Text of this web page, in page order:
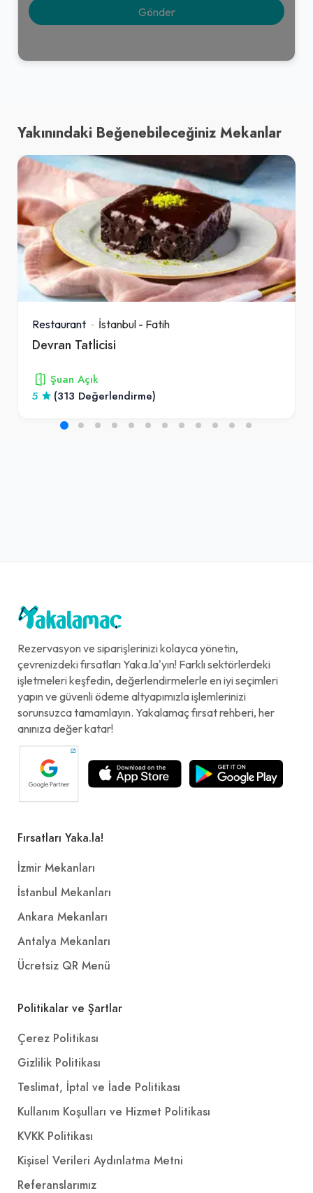
Yakınındaki Beğenebileceğiniz Mekanlar
Restaurant İstanbul - Fatih
Devran Tatlicisi
Şuan Açık
5
(313 Değerlendirme)
Rezervasyon ve siparişlerinizi kolayca yönetin,
çevrenizdeki fırsatları Yaka.la'yın! Farklı sektörlerdeki
işletmeleri keşfedin, değerlendirmelerle en iyi seçimleri
yapın ve güvenli ödeme altyapımızla işlemlerinizi
sorunsuzca tamamlayın. Yakalamaç fırsat rehberi, her
anınıza değer katar!
Fırsatları Yaka.la!
İzmir Mekanları
İstanbul Mekanları
Ankara Mekanları
Antalya Mekanları
Ücretsiz QR Menü
Politikalar ve Şartlar
Çerez Politikası
Gizlilik Politikası
Teslimat, İptal ve İade Politikası
Kullanım Koşulları ve Hizmet Politikası
KVKK Politikası
Kişisel Verileri Aydınlatma Metni
Referanslarımız